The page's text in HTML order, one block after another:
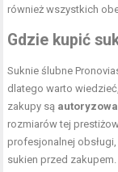
również wszystkich
Gdzie kupić
Suknie ślubne
dlatego warto
zakupy są
rozmiarów tej
profesjonalnej
sukien przed zakupem.